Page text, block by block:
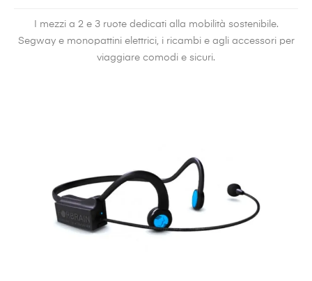
I mezzi a 2 e 3 ruote dedicati alla mobilità sostenibile.
Segway e monopattini elettrici, i ricambi e agli accessori per
viaggiare comodi e sicuri.